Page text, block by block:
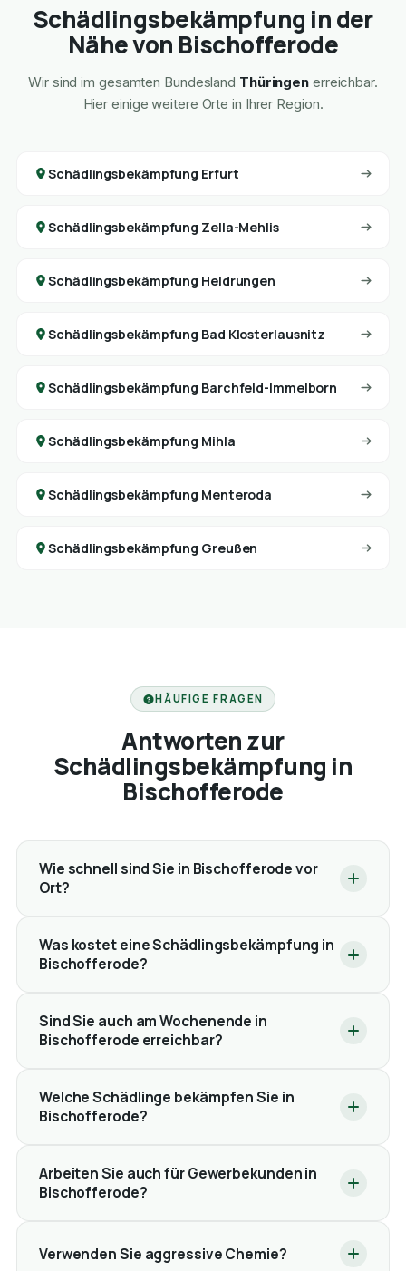
Schädlingsbekämpfung in der
Nähe von Bischofferode
Wir sind im gesamten Bundesland Thüringen erreichbar.
Hier einige weitere Orte in Ihrer Region.
Schädlingsbekämpfung Erfurt
Schädlingsbekämpfung Zella-Mehlis
Schädlingsbekämpfung Heldrungen
Schädlingsbekämpfung Bad Klosterlausnitz
Schädlingsbekämpfung Barchfeld-Immelborn
Schädlingsbekämpfung Mihla
Schädlingsbekämpfung Menteroda
Schädlingsbekämpfung Greußen
HÄUFIGE FRAGEN
Antworten zur
Schädlingsbekämpfung in
Bischofferode
Wie schnell sind Sie in Bischofferode vor
Ort?
Was kostet eine Schädlingsbekämpfung in
Bischofferode?
Sind Sie auch am Wochenende in
Bischofferode erreichbar?
Welche Schädlinge bekämpfen Sie in
Bischofferode?
Arbeiten Sie auch für Gewerbekunden in
Bischofferode?
Verwenden Sie aggressive Chemie?